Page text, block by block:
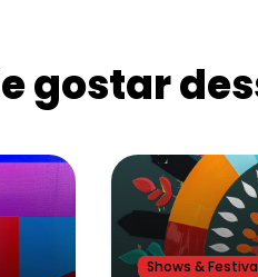
gostar
Shows &